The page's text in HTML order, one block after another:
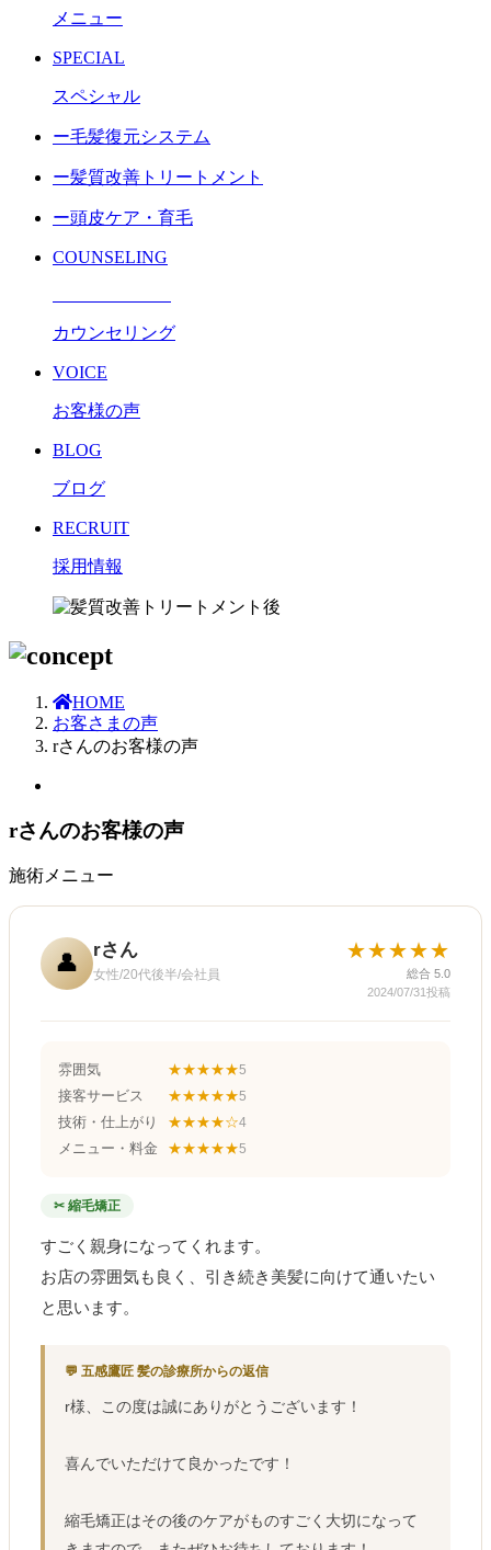
メニュー
SPECIAL
スペシャル
ー毛髪復元システム
ー髪質改善トリートメント
ー頭皮ケア・育毛
COUNSELING
カウンセリング
VOICE
お客様の声
BLOG
ブログ
RECRUIT
採用情報
HOME
お客さまの声
rさんのお客様の声
rさんのお客様の声
施術メニュー
👤 rさん
女性/20代後半/会社員
★★★★★
総合 5.0
2024/07/31投稿
雰囲気 ★★★★★5
接客サービス ★★★★★5
技術・仕上がり ★★★★☆4
メニュー・料金 ★★★★★5
✂ 縮毛矯正
すごく親身になってくれます。
お店の雰囲気も良く、引き続き美髪に向けて通いたい
と思います。
💬 五感鷹匠 髪の診療所からの返信
r様、この度は誠にありがとうございます！
喜んでいただけて良かったです！
縮毛矯正はその後のケアがものすごく大切になって